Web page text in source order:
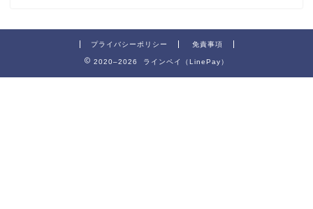
プライバシーポリシー 免責事項
2020–2026 ラインペイ（LinePay）